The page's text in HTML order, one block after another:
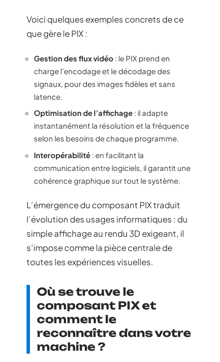
Voici quelques exemples concrets de ce
que gère le PIX :
Gestion des flux vidéo : le PIX prend en
charge l’encodage et le décodage des
signaux, pour des images fidèles et sans
latence.
Optimisation de l’affichage : il adapte
instantanément la résolution et la fréquence
selon les besoins de chaque programme.
Interopérabilité : en facilitant la
communication entre logiciels, il garantit une
cohérence graphique sur tout le système.
L’émergence du composant PIX traduit
l’évolution des usages informatiques : du
simple affichage au rendu 3D exigeant, il
s’impose comme la pièce centrale de
toutes les expériences visuelles.
Où se trouve le
composant PIX et
comment le
reconnaître dans votre
machine ?